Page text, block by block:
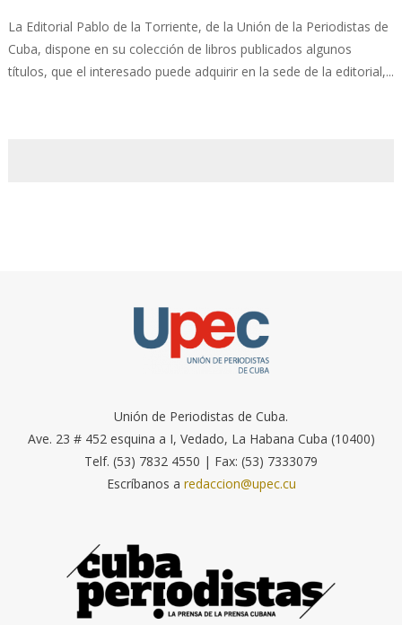
La Editorial Pablo de la Torriente, de la Unión de la Periodistas de
Cuba, dispone en su colección de libros publicados algunos
títulos, que el interesado puede adquirir en la sede de la editorial,...
Unión de Periodistas de Cuba.
Ave. 23 # 452 esquina a I, Vedado, La Habana Cuba (10400)
Telf. (53) 7832 4550 | Fax: (53) 7333079
Escríbanos a redaccion@upec.cu